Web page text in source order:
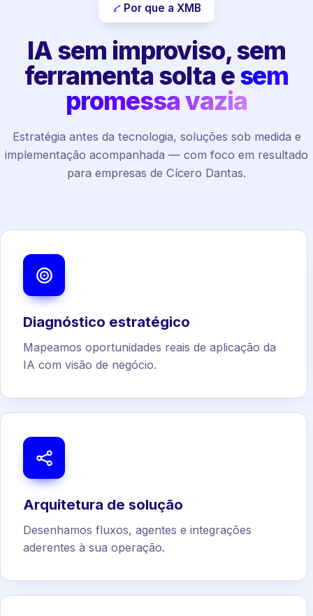
Por que a XMB
IA sem improviso, sem
ferramenta solta esem
promessa vazia
Estratégia antes da tecnologia, soluções sob medida e
implementação acompanhada — com foco em resultado
para empresas de Cícero Dantas.
Diagnóstico estratégico
Mapeamos oportunidades reais de aplicação da
IA com visão de negócio.
Arquitetura de solução
Desenhamos fluxos, agentes e integrações
aderentes à sua operação.